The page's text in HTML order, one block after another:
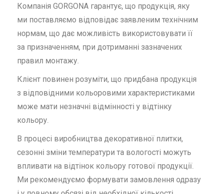
Компанія GORGONA гарантує, що продукція, яку
ми поставляємо відповідає заявленим технічним
нормам, що дає можливість використовувати її
за призначенням, при дотриманні зазначених
правил монтажу.
Клієнт повинен розуміти, що придбана продукція
з відповідними кольоровими характеристиками
може мати незначні відмінності у відтінку
кольору.
В процесі виробництва декоративної плитки,
сезонні зміни температури та вологості можуть
впливати на відтінок кольору готової продукції.
Ми рекомендуємо формувати замовлення одразу